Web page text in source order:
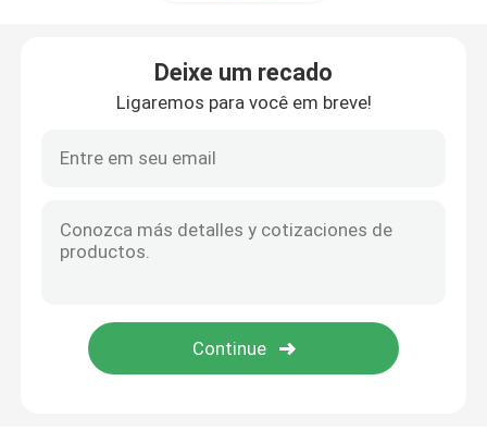
Deixe um recado
Ligaremos para você em breve!